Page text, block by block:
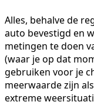
Alles, behalve de
auto bevestigd en
metingen te doen
(waar je op dat
gebruiken voor je
meerwaarde zijn
extreme